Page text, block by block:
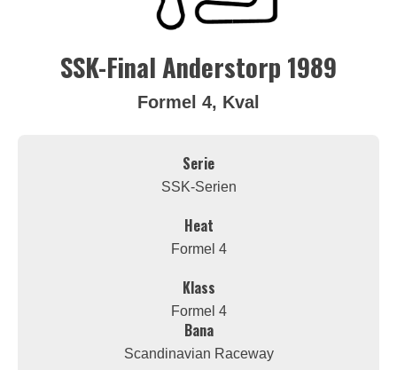
SSK-Final Anderstorp 1989
Formel 4, Kval
Serie
SSK-Serien
Heat
Formel 4
Klass
Formel 4
Bana
Scandinavian Raceway